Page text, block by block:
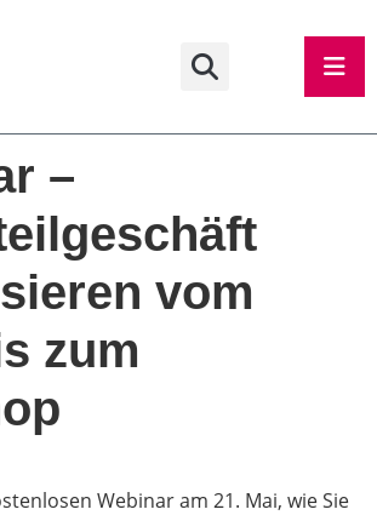
–
vom
zum
Webinar am 21. Mai, wie Sie